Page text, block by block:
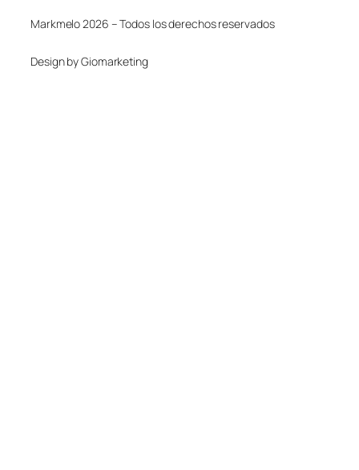
Markmelo 2026 – Todos los derechos reservados
Design by Giomarketing